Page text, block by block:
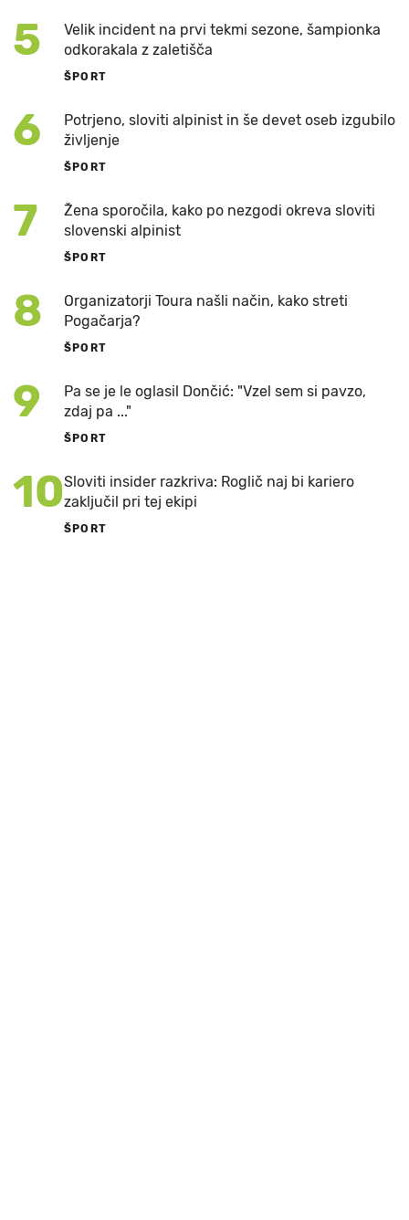
5
Velik incident na prvi tekmi sezone, šampionka
odkorakala z zaletišča
ŠPORT
6
Potrjeno, sloviti alpinist in še devet oseb izgubilo
življenje
ŠPORT
7
Žena sporočila, kako po nezgodi okreva sloviti
slovenski alpinist
ŠPORT
8
Organizatorji Toura našli način, kako streti
Pogačarja?
ŠPORT
9
Pa se je le oglasil Dončić: "Vzel sem si pavzo,
zdaj pa ..."
ŠPORT
10Sloviti insider razkriva: Roglič naj bi kariero
zaključil pri tej ekipi
ŠPORT